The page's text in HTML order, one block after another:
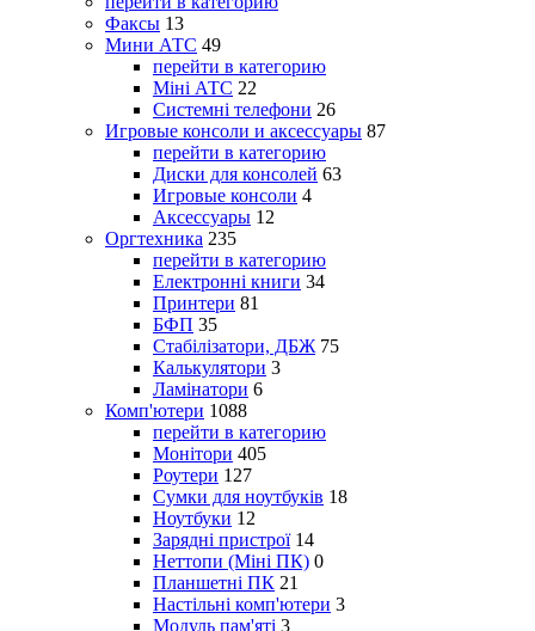
Факсы 13
Мини АТС 49
перейти в категорию
Міні АТС 22
Системні телефони 26
Игровые консоли и аксессуары 87
перейти в категорию
Диски для консолей 63
Игровые консоли 4
Аксессуары 12
Оргтехника 235
перейти в категорию
Електронні книги 34
Принтери 81
БФП 35
Стабілізатори, ДБЖ 75
Калькулятори 3
Ламінатори 6
Комп'ютери 1088
перейти в категорию
Монітори 405
Роутери 127
Сумки для ноутбуків 18
Ноутбуки 12
Зарядні пристрої 14
Неттопи (Міні ПК) 0
Планшетні ПК 21
Настільні комп'ютери 3
Модуль пам'яті 3